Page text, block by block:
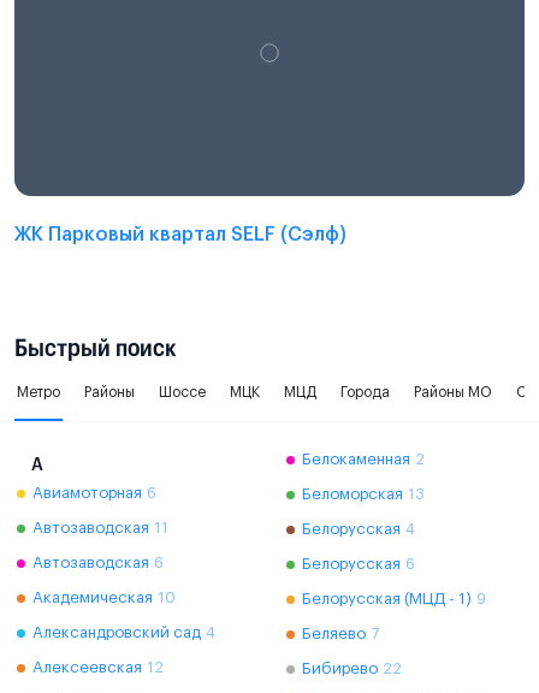
ЖК Парковый квартал SELF (Сэлф)
Быстрый поиск
Метро Районы Шоссе МЦК МЦД Города Районы МО
А
Авиамоторная 6
Автозаводская 11
Автозаводская 6
Академическая 10
Александровский сад 4
Алексеевская 12
Белокаменная 2
Беломорская 13
Белорусская 4
Белорусская 6
Белорусская (МЦД - 1) 9
Беляево 7
Бибирево 22